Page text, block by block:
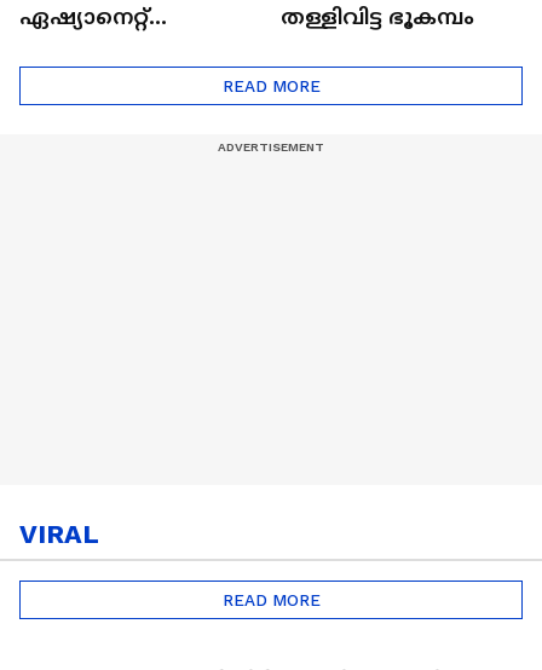
ഏഷ്യാനെറ്റ്
തള്ളിവിട്ട ഭൂകമ്പം
READ MORE
VIRAL
READ MORE